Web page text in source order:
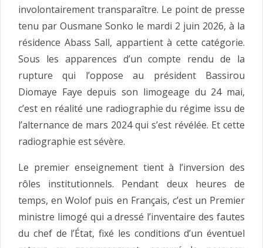
involontairement transparaître. Le point de presse
tenu par Ousmane Sonko le mardi 2 juin 2026, à la
résidence Abass Sall, appartient à cette catégorie.
Sous les apparences d’un compte rendu de la
rupture qui l’oppose au président Bassirou
Diomaye Faye depuis son limogeage du 24 mai,
c’est en réalité une radiographie du régime issu de
l’alternance de mars 2024 qui s’est révélée. Et cette
radiographie est sévère.
Le premier enseignement tient à l’inversion des
rôles institutionnels. Pendant deux heures de
temps, en Wolof puis en Français, c’est un Premier
ministre limogé qui a dressé l’inventaire des fautes
du chef de l’État, fixé les conditions d’un éventuel